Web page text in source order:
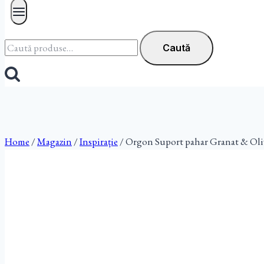
Caută
după:
Caută
Home /Magazin /Inspirație /Orgon Suport pahar Granat &